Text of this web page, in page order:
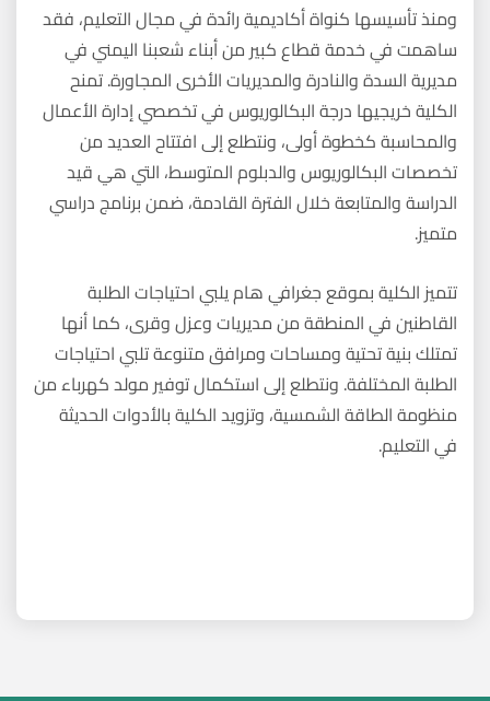
ومنذ تأسيسها كنواة أكاديمية رائدة في مجال التعليم، فقد
ساهمت في خدمة قطاع كبير من أبناء شعبنا اليمني في
مديرية السدة والنادرة والمديريات الأخرى المجاورة. تمنح
الكلية خريجيها درجة البكالوريوس في تخصصي إدارة الأعمال
والمحاسبة كخطوة أولى، ونتطلع إلى افتتاح العديد من
تخصصات البكالوريوس والدبلوم المتوسط، التي هي قيد
الدراسة والمتابعة خلال الفترة القادمة، ضمن برنامج دراسي
متميز.
تتميز الكلية بموقع جغرافي هام يلبي احتياجات الطلبة
القاطنين في المنطقة من مديريات وعزل وقرى، كما أنها
تمتلك بنية تحتية ومساحات ومرافق متنوعة تلبي احتياجات
الطلبة المختلفة. ونتطلع إلى استكمال توفير مولد كهرباء من
منظومة الطاقة الشمسية، وتزويد الكلية بالأدوات الحديثة
في التعليم.